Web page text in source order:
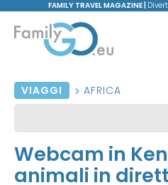
FAMILY TRAVEL MAGAZINE |
VIAGGI AFRICA
Webcam in
animali in